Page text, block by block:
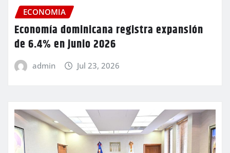
ECONOMIA
Economía dominicana registra expansión
de 6.4% en junio 2026
admin Jul 23, 2026